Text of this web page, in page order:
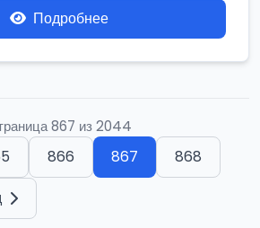
Подробнее
867 из 2044
866 867
868